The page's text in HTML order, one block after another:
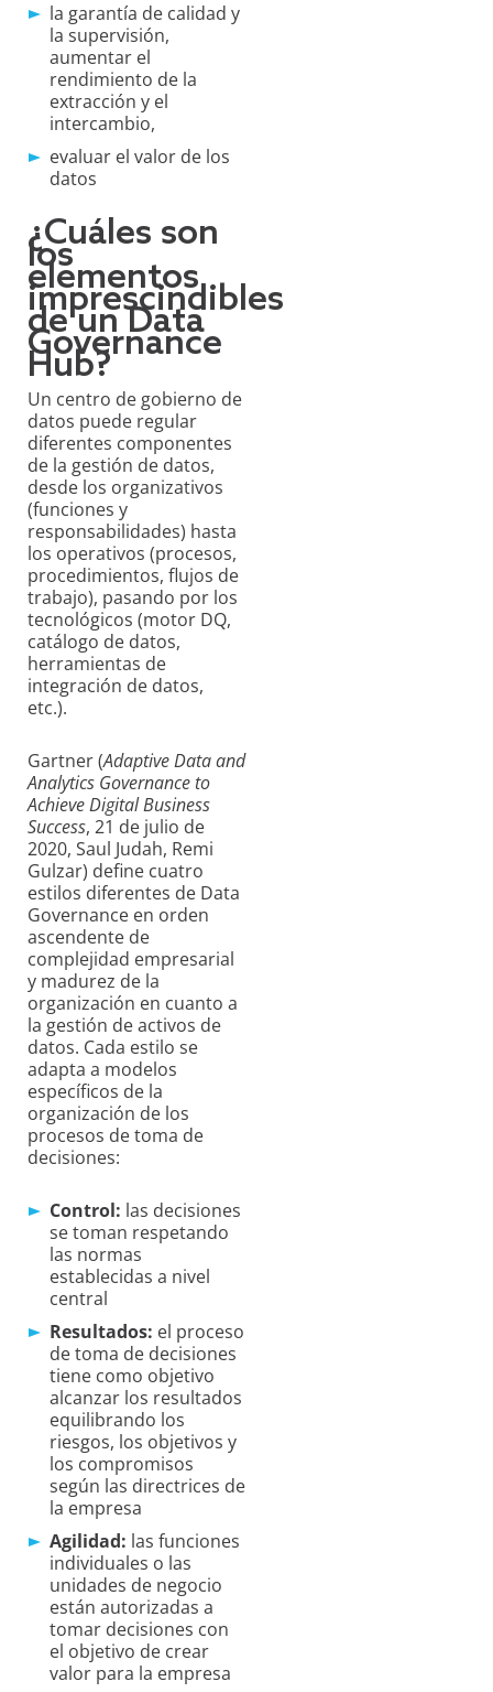
la garantía de calidad y
la supervisión,
aumentar el
rendimiento de la
extracción y el
intercambio,
evaluar el valor de los
datos
¿Cuáles son
los
elementos
imprescindibles
de un Data
Governance
Hub?
Un centro de gobierno de
datos puede regular
diferentes componentes
de la gestión de datos,
desde los organizativos
(funciones y
responsabilidades) hasta
los operativos (procesos,
procedimientos, flujos de
trabajo), pasando por los
tecnológicos (motor DQ,
catálogo de datos,
herramientas de
integración de datos,
etc.).
Gartner (Adaptive Data and
Analytics Governance to
Achieve Digital Business
Success, 21 de julio de
2020, Saul Judah, Remi
Gulzar) define cuatro
estilos diferentes de Data
Governance en orden
ascendente de
complejidad empresarial
y madurez de la
organización en cuanto a
la gestión de activos de
datos. Cada estilo se
adapta a modelos
específicos de la
organización de los
procesos de toma de
decisiones:
Control: las decisiones
se toman respetando
las normas
establecidas a nivel
central
Resultados: el proceso
de toma de decisiones
tiene como objetivo
alcanzar los resultados
equilibrando los
riesgos, los objetivos y
los compromisos
según las directrices de
la empresa
Agilidad: las funciones
individuales o las
unidades de negocio
están autorizadas a
tomar decisiones con
el objetivo de crear
valor para la empresa